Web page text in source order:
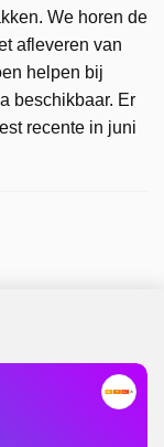
We horen de
afleveren van
helpen bij
beschikbaar. Er
recente in juni